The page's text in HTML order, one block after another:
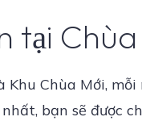
tại
Chùa Mới,
bạn sẽ được